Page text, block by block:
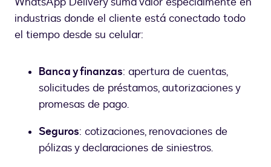
industrias donde el cliente está conectado todo
el tiempo desde su celular:
Banca y finanzas: apertura de cuentas,
solicitudes de préstamos, autorizaciones y
promesas de pago.
Seguros: cotizaciones, renovaciones de
pólizas y declaraciones de siniestros.